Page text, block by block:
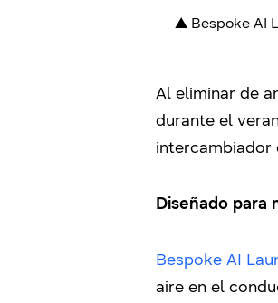
▲Bespoke AI
Al eliminar de
durante el
intercambiador
Diseñado para
Bespoke AI
aire en el